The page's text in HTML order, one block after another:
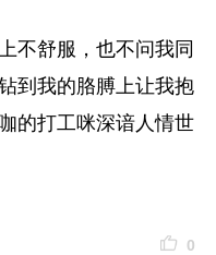
不舒服，也不问我同
到我的胳膊上让我抱
的打工咪深谙人情世
0